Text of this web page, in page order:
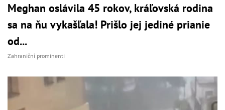
Meghan oslávila 45 rokov, kráľovská rodina
sa na ňu vykašľala! Prišlo jej jediné prianie
od...
Zahraniční prominenti